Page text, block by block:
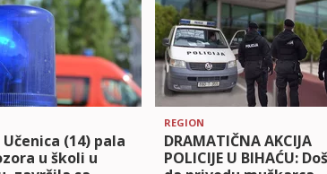
Učenica (14) pala
u školi u
REGION
DRAMATIČNA AKCIJA
POLICIJE U BIHAĆU: